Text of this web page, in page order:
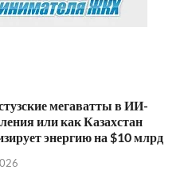
мегаватты в ИИ-
или как Казахстан
энергию на $10 млрд